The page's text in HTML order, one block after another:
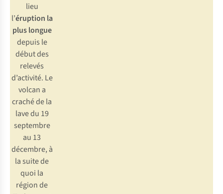
lieu
l’éruption la
plus longue
depuis le
début des
relevés
d’activité. Le
volcan a
craché de la
lave du 19
septembre
au 13
décembre, à
la suite de
quoi la
région de